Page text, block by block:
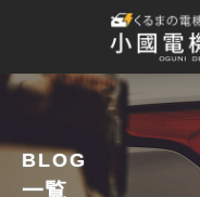
BLOG
一覧